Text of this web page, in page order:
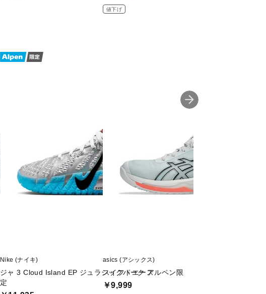
値下げ
Nike (ナイキ)
ジャ 3 Cloud Island EP ジュラシックパーク アルペン限
定
asics (アシックス)
スイフトエース
￥9,999